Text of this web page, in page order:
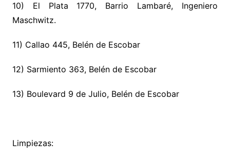
10) El Plata 1770, Barrio Lambaré, Ingeniero
Maschwitz.
11) Callao 445, Belén de Escobar
12) Sarmiento 363, Belén de Escobar
13) Boulevard 9 de Julio, Belén de Escobar
Limpiezas: